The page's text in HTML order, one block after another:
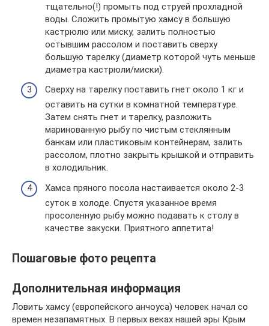
тщательно(!) промыть под струей прохладной
воды. Сложить промытую хамсу в большую
кастрюлю или миску, залить полностью
остывшим рассолом и поставить сверху
большую тарелку (диаметр которой чуть меньше
диаметра кастрюли/миски).
Сверху на тарелку поставить гнет около 1 кг и
оставить на сутки в комнатной температуре.
Затем снять гнет и тарелку, разложить
маринованную рыбу по чистым стеклянным
банкам или пластиковым контейнерам, залить
рассолом, плотно закрыть крышкой и отправить
в холодильник.
Хамса пряного посола настаивается около 2-3
суток в холоде. Спустя указанное время
просоленную рыбу можно подавать к столу в
качестве закуски. Приятного аппетита!
Пошаговые фото рецепта
Дополнительная информация
Ловить хамсу (европейского анчоуса) человек начал со
времен незапамятных. В первых веках нашей эры Крым